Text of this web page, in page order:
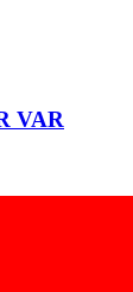
VAR